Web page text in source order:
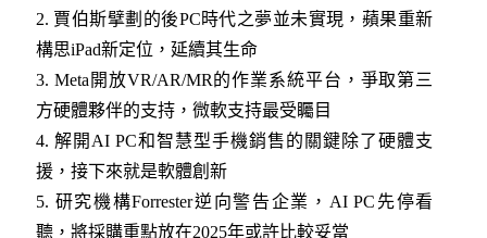
2. 賈伯斯擘劃的後PC時代之夢並未實現，蘋果重新
構思iPad新定位，延續其生命
3. Meta開放VR/AR/MR的作業系統平台，爭取第三
方硬體夥伴的支持，微軟支持最受矚目
4. 解開AI PC和智慧型手機銷售的關鍵除了硬體支
援，接下來就是軟體創新
5. 研究機構Forrester逆向警告企業，AI PC先停看
聽，將採購重點放在2025年或許比較妥當